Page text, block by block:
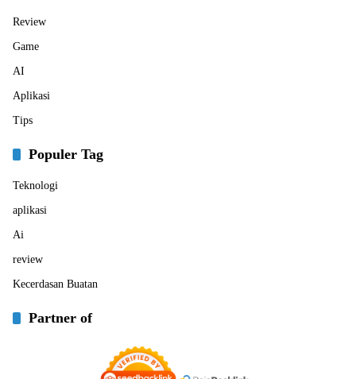
Review
Game
AI
Aplikasi
Tips
Populer Tag
Teknologi
aplikasi
Ai
review
Kecerdasan Buatan
Partner of